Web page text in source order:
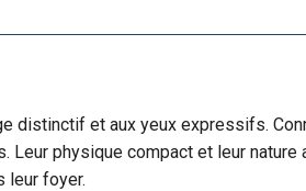
distinctif et aux yeux expressifs.
physique compact et leur
leur foyer.